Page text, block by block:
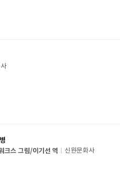
크스 그림/이기선 역
신원문화사